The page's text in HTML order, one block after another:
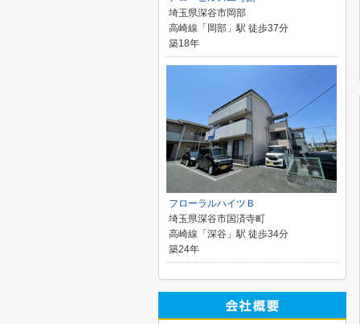
埼玉県深谷市岡部
高崎線「岡部」駅 徒歩37分
築18年
フローラルハイツＢ
埼玉県深谷市国済寺町
高崎線「深谷」駅 徒歩34分
築24年